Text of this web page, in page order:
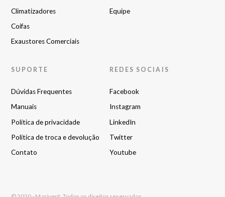
Climatizadores
Coifas
Exaustores Comerciais
Equipe
SUPORTE
Dúvidas Frequentes
Manuais
Política de privacidade
Política de troca e devolução
Contato
REDES SOCIAIS
Facebook
Instagram
LinkedIn
Twitter
Youtube